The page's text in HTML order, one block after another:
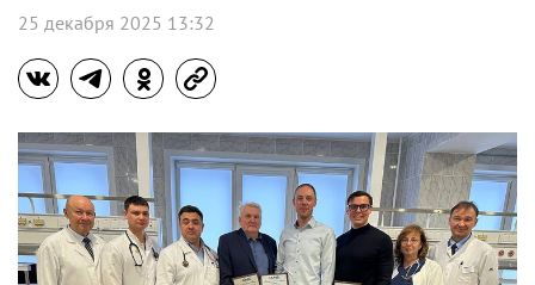
25 декабря 2025 13:32